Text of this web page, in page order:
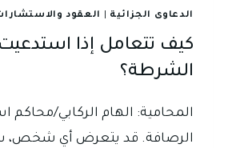
الدعاوى الجزائية العقود
كيف تتعامل إذا
الشرطة؟
المحامية: الهام الركابي/محاكم
الرصافة. قد يتعرض أي شخص،